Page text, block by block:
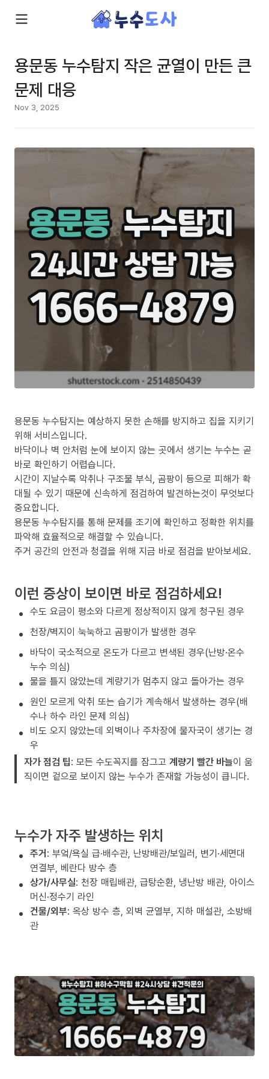
용문동 누수탐지 작은 균열이 만든 큰
문제 대응
Nov 3, 2025
용문동 누수탐지는 예상하지 못한 손해를 방지하고 집을 지키기
위해 서비스입니다.
바닥이나 벽 안처럼 눈에 보이지 않는 곳에서 생기는 누수는 곧
바로 확인하기 어렵습니다.
시간이 지날수록 악취나 구조물 부식, 곰팡이 등으로 피해가 확
대될 수 있기 때문에 신속하게 점검하여 발견하는것이 무엇보다
중요합니다.
용문동 누수탐지를 통해 문제를 조기에 확인하고 정확한 위치를
파악해 효율적으로 해결할 수 있습니다.
주거 공간의 안전과 청결을 위해 지금 바로 점검을 받아보세요.
이런 증상이 보이면 바로 점검하세요!
수도 요금이 평소와 다르게 정상적이지 않게 청구된 경우
천장/벽지이 눅눅하고 곰팡이가 발생한 경우
바닥이 국소적으로 온도가 다르고 변색된 경우(난방·온수
누수 의심)
물을 틀지 않았는데 계량기가 멈추지 않고 돌아가는 경우
원인 모르게 악취 또는 습기가 계속해서 발생하는 경우(배
수나 하수 라인 문제 의심)
비도 오지 않았는데 외벽이나 주차장에 물자국이 생기는 경
우
자가 점검 팁: 모든 수도꼭지를 잠그고 계량기 빨간 바늘이 움
직이면 겉으로 보이지 않는 누수가 존재할 가능성이 큽니다.
누수가 자주 발생하는 위치
주거: 부엌/욕실 급·배수관, 난방배관/보일러, 변기·세면대
연결부, 베란다 방수 층
상가/사무실: 천장 매립배관, 급탕순환, 냉난방 배관, 아이스
머신·정수기 라인
건물/외부: 옥상 방수 층, 외벽 균열부, 지하 매설관, 소방배
관